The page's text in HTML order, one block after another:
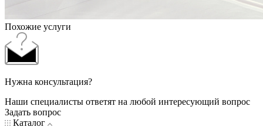
Похожие услуги
Нужна консультация?
Наши специалисты ответят на любой интересующий вопрос
Задать вопрос
Каталог